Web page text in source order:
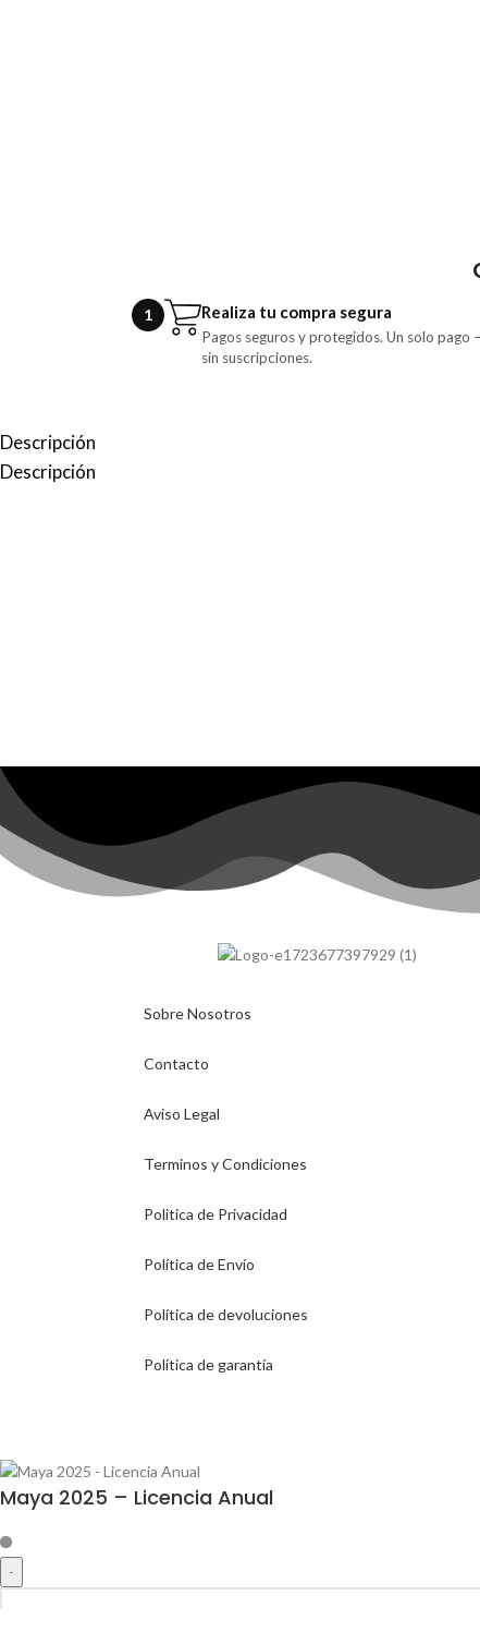
1 Realiza tu compra segura
Pagos seguros y protegidos. Un solo pago
sin suscripciones.
Descripción
Descripción
Sobre Nosotros
Contacto
Aviso Legal
Terminos y Condiciones
Politica de Privacidad
Política de Envío
Política de devoluciones
Política de garantía
Maya 2025 – Licencia Anual